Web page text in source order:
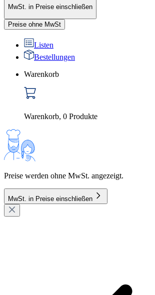
MwSt. in Preise einschließen
Preise ohne MwSt
Listen
Bestellungen
Warenkorb
Warenkorb, 0 Produkte
Preise werden ohne MwSt. angezeigt.
MwSt. in Preise einschließen